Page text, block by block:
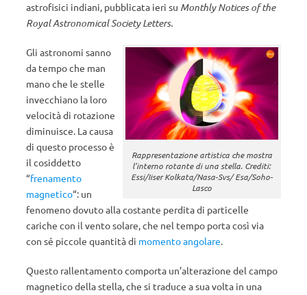
astrofisici indiani, pubblicata ieri su Monthly Notices of the
Royal Astronomical Society Letters.
Rappresentazione artistica che mostra
l’interno rotante di una stella. Crediti:
Essi/Iiser Kolkata/Nasa-Svs/ Esa/Soho-
Lasco
Gli astronomi sanno
da tempo che man
mano che le stelle
invecchiano la loro
velocità di rotazione
diminuisce. La causa
di questo processo è
il cosiddetto
“frenamento
magnetico“: un
fenomeno dovuto alla costante perdita di particelle
cariche con il vento solare, che nel tempo porta così via
con sé piccole quantità di momento angolare.
Questo rallentamento comporta un’alterazione del campo
magnetico della stella, che si traduce a sua volta in una